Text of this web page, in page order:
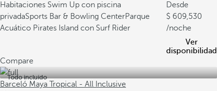
Habitaciones Swim Up con piscina
privadaSports Bar & Bowling CenterParque
Acuático Pirates Island con Surf Rider
Desde
609,530
/noche
Ver
disponibilidad
Compare
Todo incluido
Barceló Maya Tropical - All Inclusive